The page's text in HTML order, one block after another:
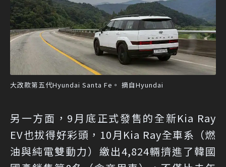
大改款第五代Hyundai Santa Fe。 摘自Hyundai
另一方面，9月底正式發售的全新Kia Ray
EV也拔得好彩頭，10月Kia Ray全車系（燃
油與純電雙動力）繳出4,824輛擠進了韓國